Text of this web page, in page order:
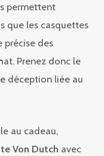
permettent
que les casquettes
précise des
Prenez donc le
déception liée au
au cadeau,
Von Dutch avec